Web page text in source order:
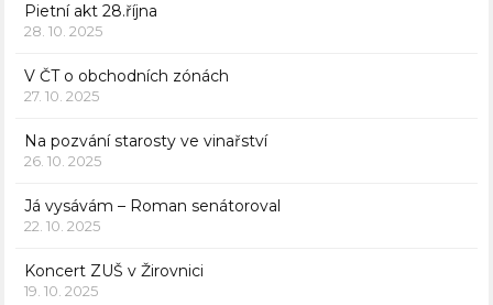
Pietní akt 28.října
28. 10. 2025
V ČT o obchodních zónách
27. 10. 2025
Na pozvání starosty ve vinařství
26. 10. 2025
Já vysávám – Roman senátoroval
22. 10. 2025
Koncert ZUŠ v Žirovnici
19. 10. 2025